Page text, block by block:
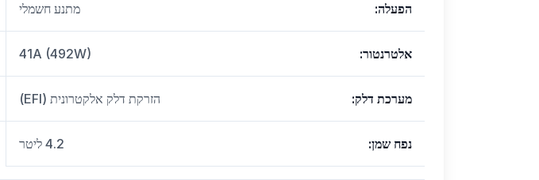
הפעלה: מתנע חשמלי
אלטרנטור:
41A (492W)
מערכת דלק: הזרקת דלק אלקטרונית (EFI)
נפח שמן: 4.2 ליטר